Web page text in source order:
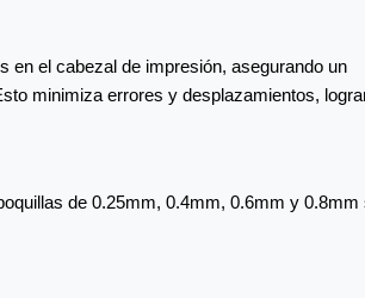
en el cabezal de impresión, asegurando un
minimiza errores y desplazamientos,
de 0.25mm, 0.4mm, 0.6mm y 0.8mm